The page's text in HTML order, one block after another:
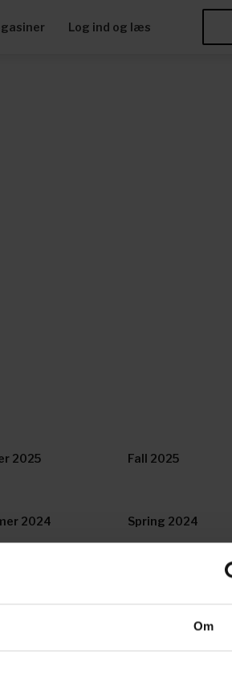
Om
Log ind og læs
2025 Fall 2025
2024 Spring 2024